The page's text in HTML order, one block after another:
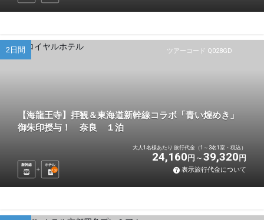
ツアーコード Q028GD
2日間
【海龍王寺】拝観＆東海道新幹線コラボ「青い煌めき」
御朱印授与！ 奈良 １泊
新幹線
ホテル
1 泊
大人1名様あたり 旅行代金（1～3名1室・税込）
24,160 円 39,320 円
表示旅行代金について